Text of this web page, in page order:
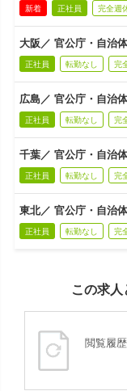
新着 正社員 完全週
大阪／ 官公庁・自治
正社員 転勤なし 完
広島／ 官公庁・自治
正社員 転勤なし 完
千葉／ 官公庁・自治
正社員 転勤なし 完
東北／ 官公庁・自治
正社員 転勤なし 完
この求
閲覧履